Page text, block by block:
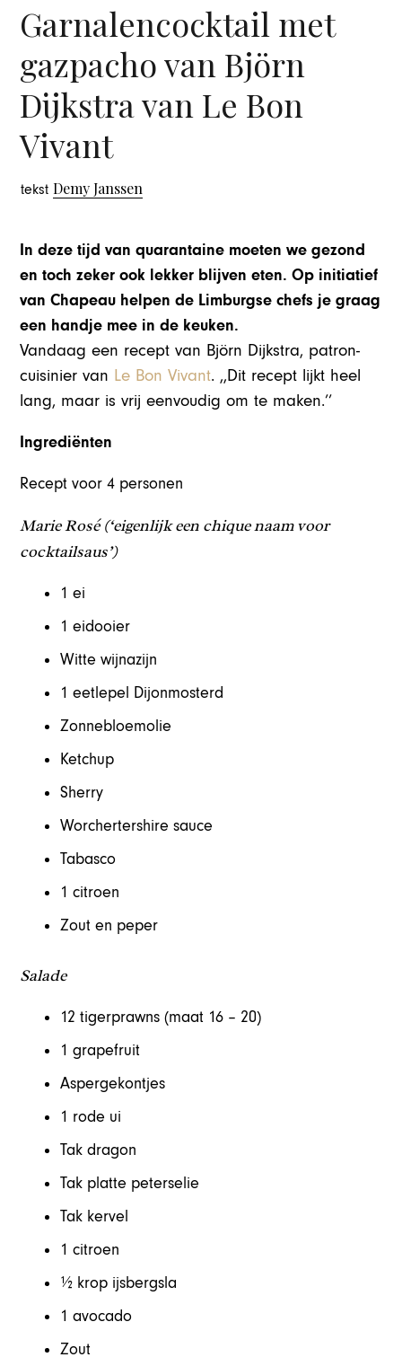
Garnalencocktail met
gazpacho van Björn
Dijkstra van Le Bon
Vivant
tekstDemy Janssen
In deze tijd van quarantaine moeten we gezond
en toch zeker ook lekker blijven eten. Op initiatief
van Chapeau helpen de Limburgse chefs je graag
een handje mee in de keuken.
Vandaag een recept van Björn Dijkstra, patron-
cuisinier van Le Bon Vivant. ,,Dit recept lijkt heel
lang, maar is vrij eenvoudig om te maken.’’
Ingrediënten
Recept voor 4 personen
Marie Rosé (‘eigenlijk een chique naam voor
cocktailsaus’)
1 ei
1 eidooier
Witte wijnazijn
1 eetlepel Dijonmosterd
Zonnebloemolie
Ketchup
Sherry
Worchertershire sauce
Tabasco
1 citroen
Zout en peper
Salade
12 tigerprawns (maat 16 – 20)
1 grapefruit
Aspergekontjes
1 rode ui
Tak dragon
Tak platte peterselie
Tak kervel
1 citroen
½ krop ijsbergsla
1 avocado
Zout